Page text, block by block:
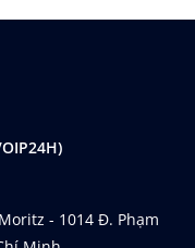
- 1014 Đ. Phạm